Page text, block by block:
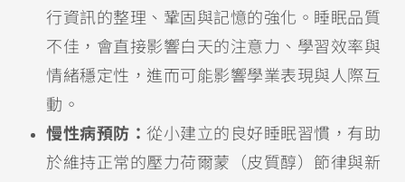
行資訊的整理、鞏固與記憶的強化。睡眠品質
不佳，會直接影響白天的注意力、學習效率與
情緒穩定性，進而可能影響學業表現與人際互
動。
慢性病預防：從小建立的良好睡眠習慣，有助
於維持正常的壓力荷爾蒙（皮質醇）節律與新